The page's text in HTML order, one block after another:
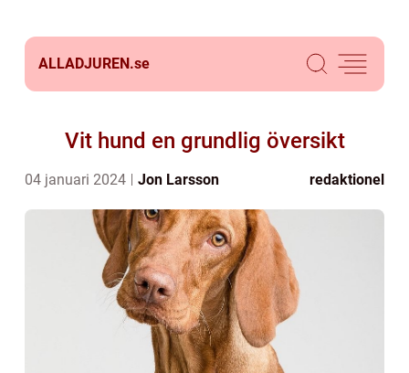
ALLADJUREN.se
Vit hund en grundlig översikt
04 januari 2024 Jon Larsson redaktionel